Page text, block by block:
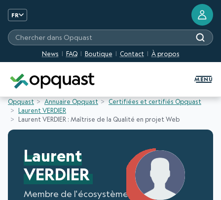
FR
News FAQ Boutique Contact À propos
Chercher dans Opquast
MENU
Opquast Annuaire Opquast
Certifiées et certifiés Opquast
Laurent VERDIER
Laurent VERDIER : Maîtrise de la Qualité en projet Web
Laurent
VERDIER
Membre de l'écosystème